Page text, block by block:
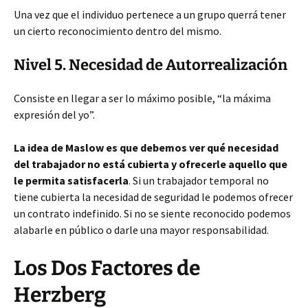
Una vez que el individuo pertenece a un grupo querrá tener
un cierto reconocimiento dentro del mismo.
Nivel 5. Necesidad de Autorrealización
Consiste en llegar a ser lo máximo posible, “la máxima
expresión del yo”.
La idea de Maslow es que debemos ver qué necesidad
del trabajador no está cubierta y ofrecerle aquello que
le permita satisfacerla. Si un trabajador temporal no
tiene cubierta la necesidad de seguridad le podemos ofrecer
un contrato indefinido. Si no se siente reconocido podemos
alabarle en público o darle una mayor responsabilidad.
Los Dos Factores de
Herzberg